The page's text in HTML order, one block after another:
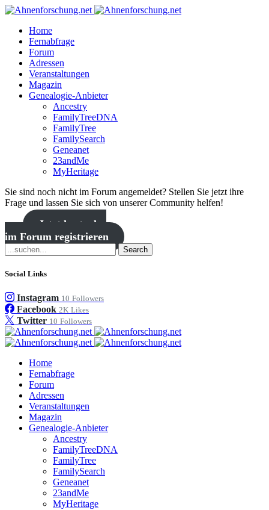
Home
Fernabfrage
Forum
Adressen
Veranstaltungen
Magazin
Genealogie-Anbieter
Ancestry
FamilyTreeDNA
FamilyTree
FamilySearch
Geneanet
23andMe
MyHeritage
Sie sind noch nicht im Forum angemeldet? Stellen Sie jetzt ihre
Frage und lassen Sie sich von unserer Community helfen!
Jetzt kostenlos
im Forum registrieren
Search
Social Links
Instagram 10 Followers
Facebook 2K Likes
Twitter 10 Followers
Home
Fernabfrage
Forum
Adressen
Veranstaltungen
Magazin
Genealogie-Anbieter
Ancestry
FamilyTreeDNA
FamilyTree
FamilySearch
Geneanet
23andMe
MyHeritage